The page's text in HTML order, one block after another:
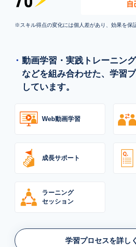
※スキル得点の変化には個人差があり、効果を保
動画学習・実践トレーニン
などを組み合わせた、学習
しています。
Web動画学習
成長サポート
ラーニング
セッション
学習プロセスを詳し